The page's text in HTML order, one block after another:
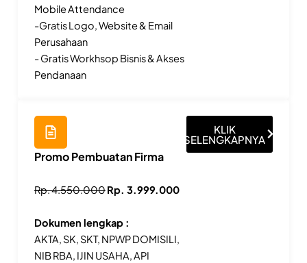
Mobile Attendance
-Gratis Logo, Website & Email
Perusahaan
- Gratis Workhsop Bisnis & Akses
Pendanaan
Promo Pembuatan Firma
Rp. 4.550.000Rp. 3.999.000
Dokumen lengkap :
AKTA, SK, SKT, NPWP DOMISILI,
NIB RBA, IJIN USAHA, API
KLIK
SELENGKAPNYA